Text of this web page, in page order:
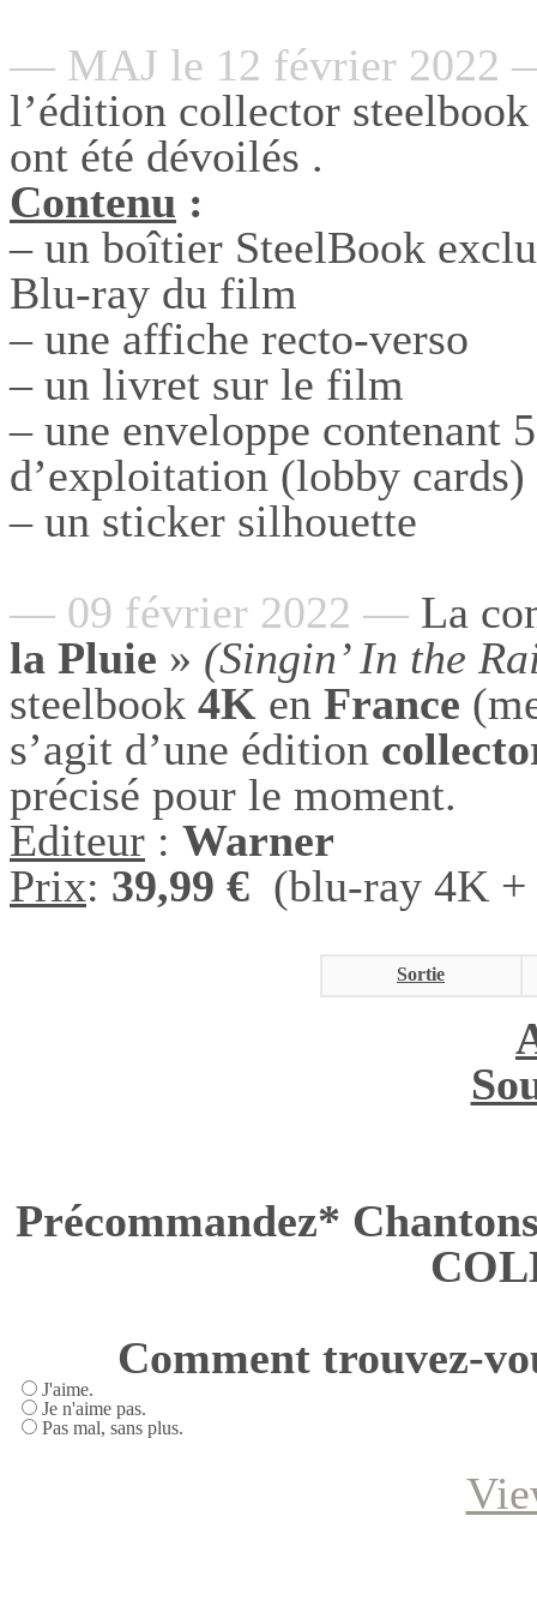
— MAJ le 12 février 2022
l’édition collector
ont été dévoilés .
Contenu :
– un boîtier SteelBook
Blu-ray du film
– une affiche recto-verso
– un livret sur le film
– une enveloppe contenant
d’exploitation (lobby cards)
– un sticker silhouette
— 09 février 2022 — La
la Pluie » (Singin’ In the
steelbook 4K en France
s’agit d’une édition
précisé pour le moment.
Editeur : Warner
Prix: 39,99 € (blu-ray 4K
Sortie
Précommandez*
Comment trouvez-
J'aime.
Je n'aime pas.
Pas mal, sans plus.